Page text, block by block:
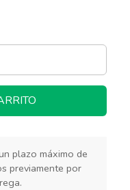
plazo máximo de
previamente por